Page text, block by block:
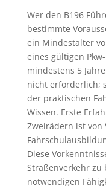
Wer den B196
bestimmte
ein Mindestalter
eines gültigen
mindestens 5
nicht erforderlich;
der praktischen
Wissen. Erste
Zweirädern ist von
Diese
Straßenverkehr
notwendigen